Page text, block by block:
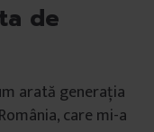
de
arată generația
care mi-a